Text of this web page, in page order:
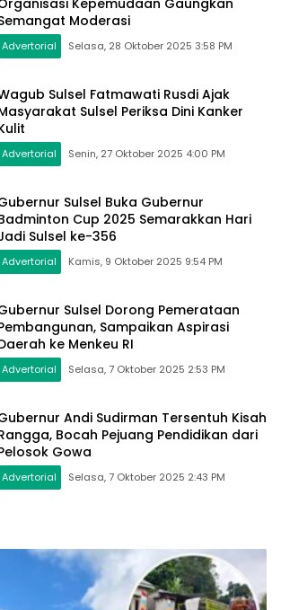
Moderasi
Advertorial Selasa, 28 Oktober 2025 3:58 PM
Sulsel Fatmawati Rusdi Ajak
Sulsel Periksa Dini Kanker
Advertorial Senin, 27 Oktober 2025 4:00 PM
Sulsel Buka Gubernur
Cup 2025 Semarakkan Hari
Sulsel ke-356
Advertorial Kamis, 9 Oktober 2025 9:54 PM
Sulsel Dorong Pemerataan
Sampaikan Aspirasi
ke Menkeu RI
Advertorial Selasa, 7 Oktober 2025 2:53 PM
Andi Sudirman Tersentuh Kisah
Bocah Pejuang Pendidikan dari
Gowa
Advertorial Selasa, 7 Oktober 2025 2:43 PM